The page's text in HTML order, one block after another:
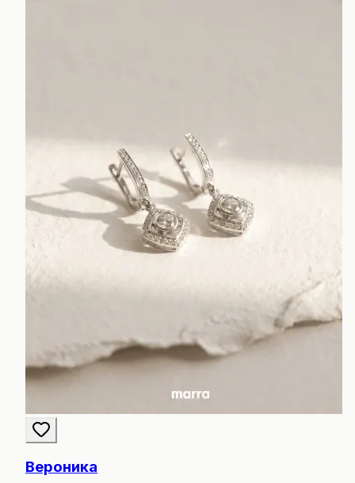
Вероника